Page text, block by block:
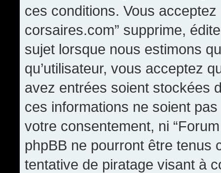
ces conditions. Vous
corsaires.com” supprime,
sujet lorsque nous estimons
qu’utilisateur, vous acceptez
avez entrées soient stockées
ces informations ne soient
votre consentement, ni
phpBB ne pourront être tenus
tentative de piratage visant à